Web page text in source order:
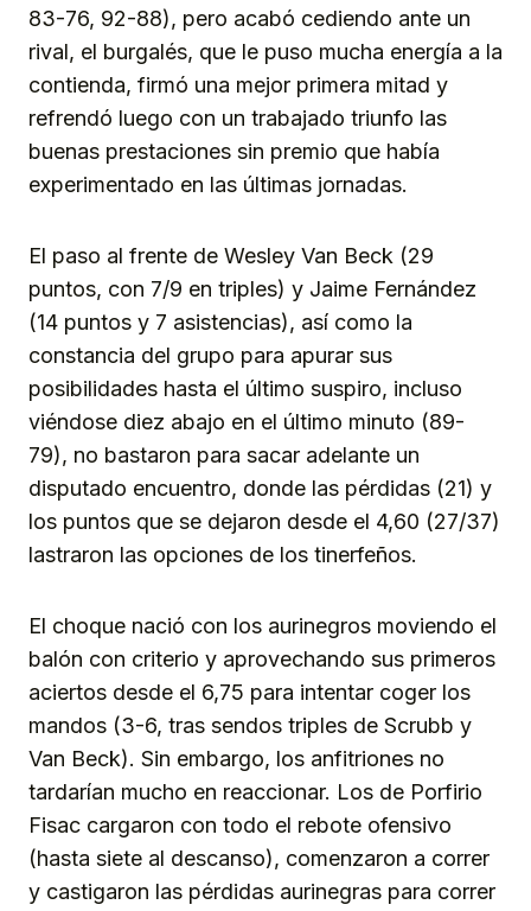
83-76, 92-88), pero acabó cediendo ante un
rival, el burgalés, que le puso mucha energía a la
contienda, firmó una mejor primera mitad y
refrendó luego con un trabajado triunfo las
buenas prestaciones sin premio que había
experimentado en las últimas jornadas.
El paso al frente de Wesley Van Beck (29
puntos, con 7/9 en triples) y Jaime Fernández
(14 puntos y 7 asistencias), así como la
constancia del grupo para apurar sus
posibilidades hasta el último suspiro, incluso
viéndose diez abajo en el último minuto (89-
79), no bastaron para sacar adelante un
disputado encuentro, donde las pérdidas (21) y
los puntos que se dejaron desde el 4,60 (27/37)
lastraron las opciones de los tinerfeños.
El choque nació con los aurinegros moviendo el
balón con criterio y aprovechando sus primeros
aciertos desde el 6,75 para intentar coger los
mandos (3-6, tras sendos triples de Scrubb y
Van Beck). Sin embargo, los anfitriones no
tardarían mucho en reaccionar. Los de Porfirio
Fisac cargaron con todo el rebote ofensivo
(hasta siete al descanso), comenzaron a correr
y castigaron las pérdidas aurinegras para correr